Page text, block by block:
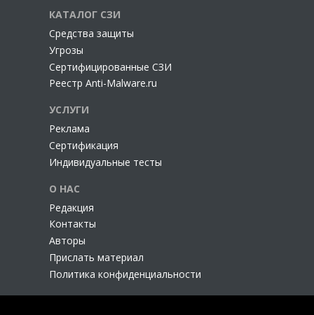
КАТАЛОГ СЗИ
Cредства защиты
Угрозы
Сертифицированные СЗИ
Реестр Anti-Malware.ru
УСЛУГИ
Реклама
Сертификация
Индивидуальные тесты
О НАС
Редакция
Контакты
Авторы
Прислать материал
Политика конфиденциальности